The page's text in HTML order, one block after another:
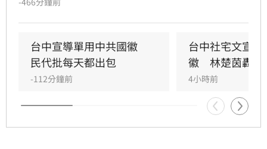
程處6日緊急滅火，坦承是內部人員使用AI製圖卻
未落實校稿釀禍，已將爭議海報全面下架並致
歉，承諾未來將嚴格審核宣導品內容，杜絕類似
台中宣導單用中共國徽
民代批每天都出包
-112分鐘前
台中社宅文宣
徽　林楚茵轟這
4小時前